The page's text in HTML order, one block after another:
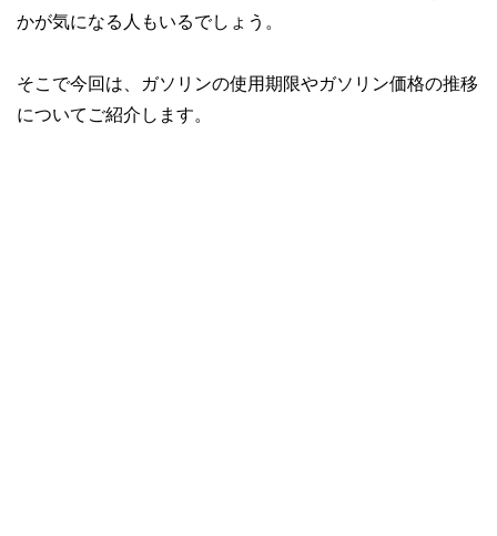
かが気になる人もいるでしょう。
そこで今回は、ガソリンの使用期限やガソリン価格の推移
についてご紹介します。